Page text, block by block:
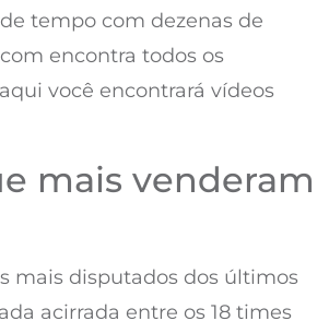
tempo com dezenas de
encontra todos os
você encontrará vídeos
mais venderam
mais disputados dos últimos
acirrada entre os 18 times